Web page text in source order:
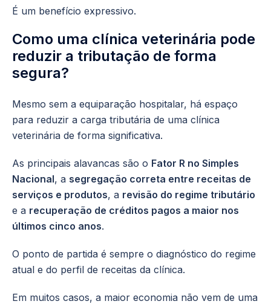
É um benefício expressivo.
Como uma clínica veterinária pode
reduzir a tributação de forma
segura?
Mesmo sem a equiparação hospitalar, há espaço
para reduzir a carga tributária de uma clínica
veterinária de forma significativa.
As principais alavancas são o Fator R no Simples
Nacional, a segregação correta entre receitas de
serviços e produtos, a revisão do regime tributário
e a recuperação de créditos pagos a maior nos
últimos cinco anos.
O ponto de partida é sempre o diagnóstico do regime
atual e do perfil de receitas da clínica.
Em muitos casos, a maior economia não vem de uma